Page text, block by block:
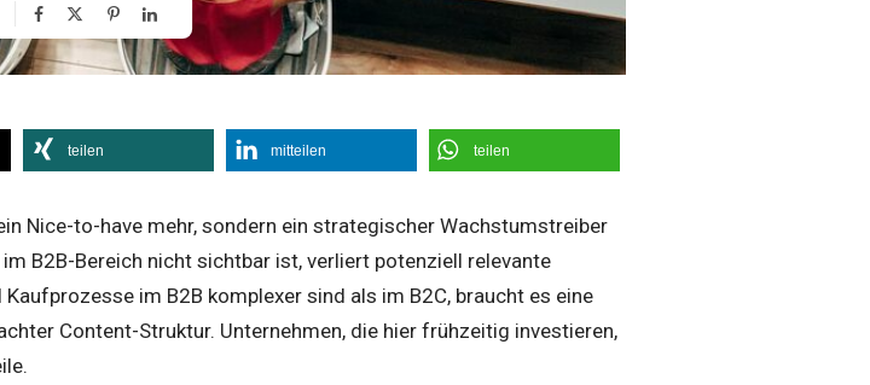
teilen mitteilen teilen
Nice-to-have mehr, sondern ein strategischer Wachstumstreiber
B2B-Bereich nicht sichtbar ist, verliert potenziell relevante
im B2B komplexer sind als im B2C, braucht es eine
Content-Struktur. Unternehmen, die hier frühzeitig investieren,